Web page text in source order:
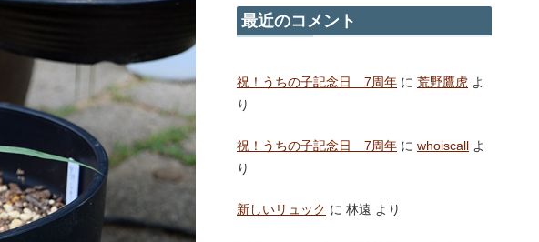
最近のコメント
祝！うちの子記念日 7周年 に 荒野鷹虎 よ
り
祝！うちの子記念日 7周年 に whoiscall よ
り
新しいリュック に 林遠 より